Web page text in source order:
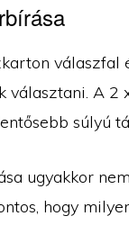
válaszfal
választani. A
súlyú
ugyakkor
hogy